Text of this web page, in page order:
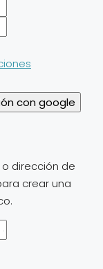
con google
dirección de
crear una